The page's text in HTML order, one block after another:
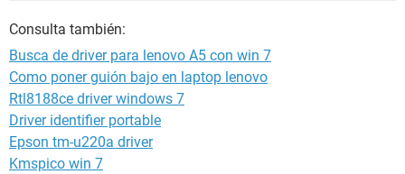
Consulta también:
Busca de driver para lenovo A5 con win 7
Como poner guión bajo en laptop lenovo
Rtl8188ce driver windows 7
Driver identifier portable
Epson tm-u220a driver
Kmspico win 7